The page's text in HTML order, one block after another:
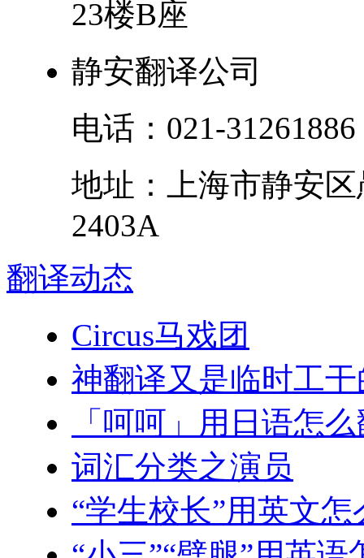
23楼B座
静安翻译公司
电话： 021-31261886
地址：
上海市静安区
2403A
翻译动态
Circus马戏团
神翻译又是临时工
「呵呵」用日语怎
词汇分类之演员
“学生校长”用英文怎